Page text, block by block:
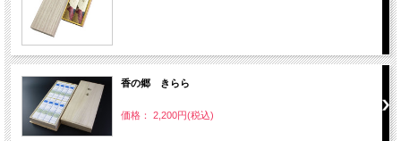
香の郷 きらら
価格： 2,200円(税込)